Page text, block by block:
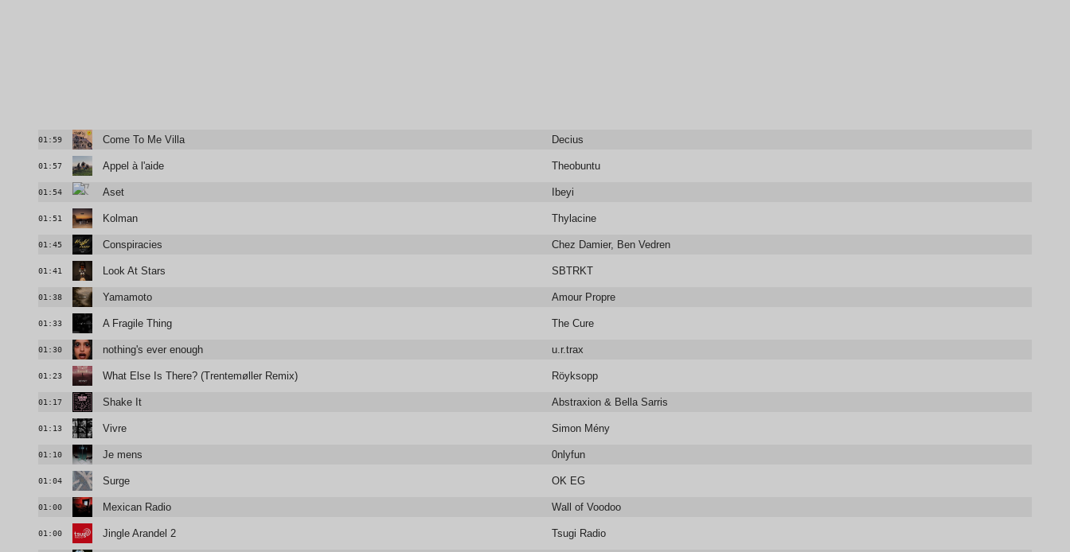
01:59 Come To Me Villa Decius
01:57 Appel à l'aide Theobuntu
01:54 Aset Ibeyi
01:51 Kolman Thylacine
01:45 Conspiracies Chez Damier, Ben Vedren
01:41 Look At Stars SBTRKT
01:38 Yamamoto Amour Propre
01:33 A Fragile Thing The Cure
01:30 nothing's ever enough u.r.trax
01:23 What Else Is There? (Trentemøller Remix) Röyksopp
01:17 Shake It Abstraxion & Bella Sarris
01:13 Vivre Simon Mény
01:10 Je mens 0nlyfun
01:04 Surge OK EG
01:00 Mexican Radio Wall of Voodoo
01:00 Jingle Arandel 2 Tsugi Radio